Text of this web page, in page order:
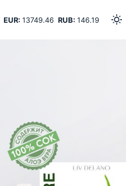
EUR:13749.46 RUB:146.19